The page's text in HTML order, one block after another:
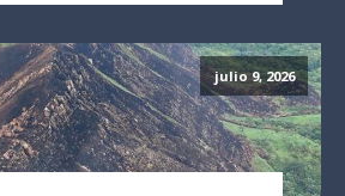
julio 9, 2026